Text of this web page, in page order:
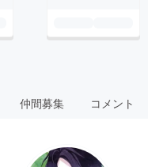
仲間募集 コメント